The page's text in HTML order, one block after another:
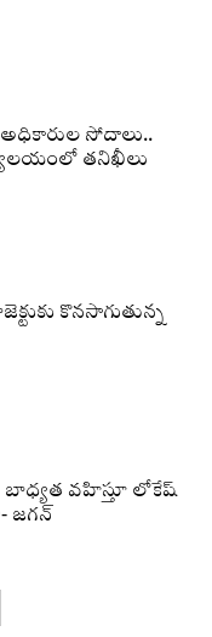
సోదాలు..
తనిఖీలు
కొనసాగుతున్న
బాధ్యత వహిస్తూ లోకేష్‌